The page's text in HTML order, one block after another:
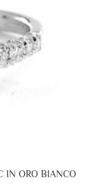
IN ORO BIANCO